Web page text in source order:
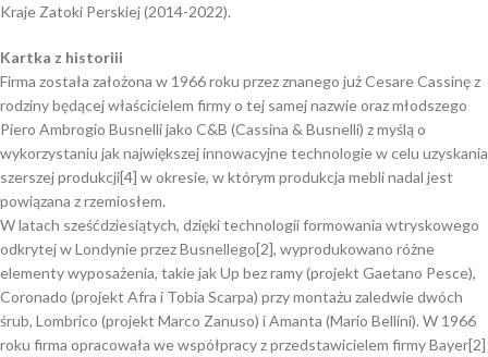
Kraje Zatoki Perskiej (2014-2022).
Kartka z historiii
Firma została założona w 1966 roku przez znanego już Cesare Cassinę z
rodziny będącej właścicielem firmy o tej samej nazwie oraz młodszego
Piero Ambrogio Busnelli jako C&B (Cassina & Busnelli) z myślą o
wykorzystaniu jak największej innowacyjne technologie w celu uzyskania
szerszej produkcji[4] w okresie, w którym produkcja mebli nadal jest
powiązana z rzemiosłem.
W latach sześćdziesiątych, dzięki technologii formowania wtryskowego
odkrytej w Londynie przez Busnellego[2], wyprodukowano różne
elementy wyposażenia, takie jak Up bez ramy (projekt Gaetano Pesce),
Coronado (projekt Afra i Tobia Scarpa) przy montażu zaledwie dwóch
śrub, Lombrico (projekt Marco Zanuso) i Amanta (Mario Bellini). W 1966
roku firma opracowała we współpracy z przedstawicielem firmy Bayer[2]